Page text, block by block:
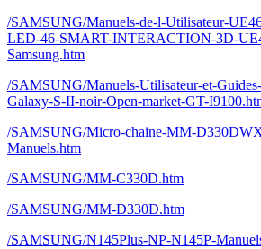
/SAMSUNG/Manuels-de-l-Utilisateur-
LED-46-SMART-INTERACTION-3D-
Samsung.htm
/SAMSUNG/Manuels-Utilisateur-et-
Galaxy-S-II-noir-Open-market-GT-
/SAMSUNG/Micro-chaine-MM-
Manuels.htm
/SAMSUNG/MM-C330D.htm
/SAMSUNG/MM-D330D.htm
/SAMSUNG/N145Plus-NP-N145P-